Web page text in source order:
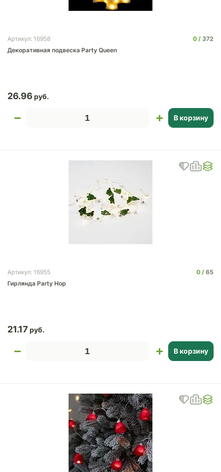
Артикул: 16958 0
372
Декоративная подвеска Party Queen
26.96
В корзину
Артикул: 16955 0
65
Гирлянда Party Hop
21.17
В корзину